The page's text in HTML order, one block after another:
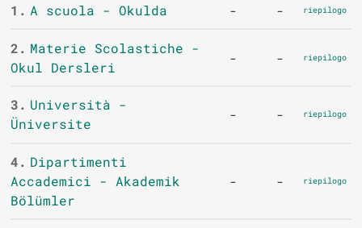
1. A scuola - Okulda - - riepilogo
2. Materie Scolastiche -
Okul Dersleri
- - riepilogo
3. Università -
Üniversite
- - riepilogo
4. Dipartimenti
Accademici - Akademik
Bölümler
- - riepilogo